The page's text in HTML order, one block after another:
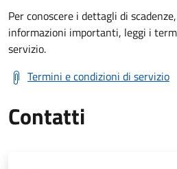
Per conoscere i dettagli di
informazioni importanti, leggi i
servizio.
Termini e condizioni di servizio
Contatti